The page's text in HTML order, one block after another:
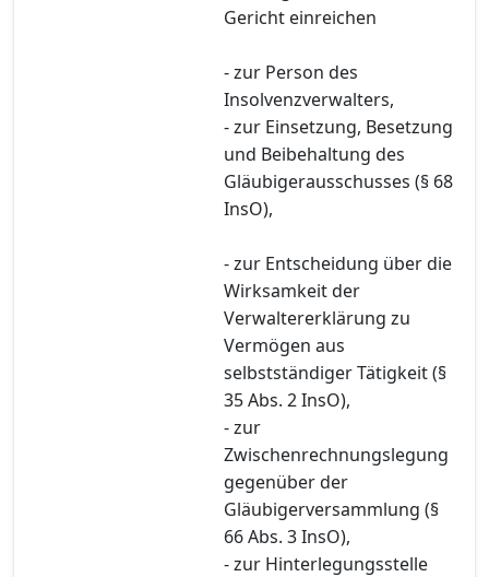
Gericht einreichen
- zur Person des
Insolvenzverwalters,
- zur Einsetzung, Besetzung
und Beibehaltung des
Gläubigerausschusses (§ 68
InsO),
- zur Entscheidung über die
Wirksamkeit der
Verwaltererklärung zu
Vermögen aus
selbstständiger Tätigkeit (§
35 Abs. 2 InsO),
- zur
Zwischenrechnungslegung
gegenüber der
Gläubigerversammlung (§
66 Abs. 3 InsO),
- zur Hinterlegungsstelle